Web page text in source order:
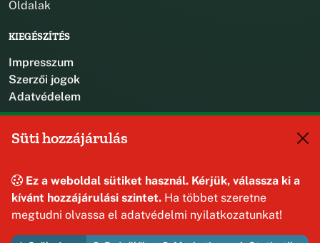
Oldalak
KIEGÉSZÍTÉS
Impresszum
Szerzői jogok
Adatvédelem
8192 Hajmáskér, Kossuth Lajos u. 31.
Süti hozzájárulás
Ez a weboldal sütiket használ. Kérjük, válassza ki a
kívánt hozzájárulási szintet. Ha többet szeretne
megtudni olvassa el adatvédelmi nyilatkozatunkat!